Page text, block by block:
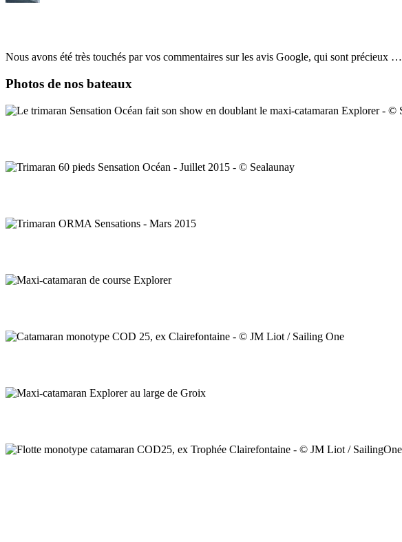
Nous avons été très touchés par vos commentaires sur les avis Google, qui sont précieux …
Photos de nos bateaux